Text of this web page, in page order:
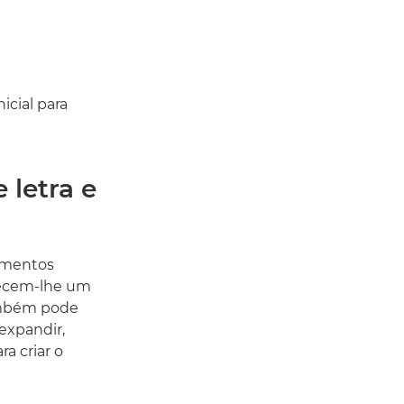
para
letra e
lhe um
pode
criar o